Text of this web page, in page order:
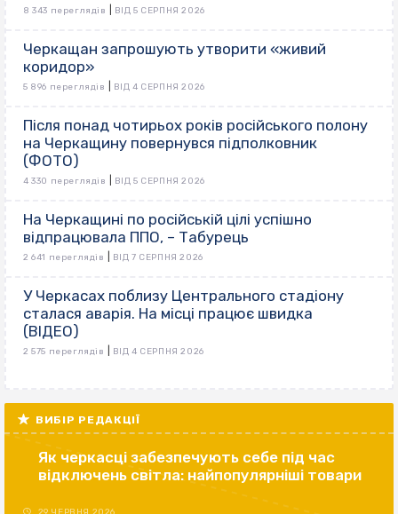
8 343 переглядів ВІД 5 СЕРПНЯ 2026
Черкащан запрошують утворити «живий
коридор»
5 896 переглядів ВІД 4 СЕРПНЯ 2026
Після понад чотирьох років російського полону
на Черкащину повернувся підполковник
(ФОТО)
4 330 переглядів ВІД 5 СЕРПНЯ 2026
На Черкащині по російській цілі успішно
відпрацювала ППО, – Табурець
2 641 переглядів ВІД 7 СЕРПНЯ 2026
У Черкасах поблизу Центрального стадіону
сталася аварія. На місці працює швидка
(ВІДЕО)
2 575 переглядів ВІД 4 СЕРПНЯ 2026
ВИБІР РЕДАКЦІЇ
Як черкасці забезпечують себе під час
відключень світла: найпопулярніші товари